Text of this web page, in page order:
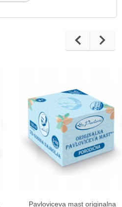
Pavloviceva mast originalna